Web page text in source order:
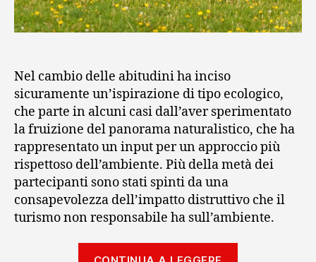
Nel cambio delle abitudini ha inciso
sicuramente un’ispirazione di tipo ecologico,
che parte in alcuni casi dall’aver sperimentato
la fruizione del panorama naturalistico, che ha
rappresentato un input per un approccio più
rispettoso dell’ambiente. Più della metà dei
partecipanti sono stati spinti da una
consapevolezza dell’impatto distruttivo che il
turismo non responsabile ha sull’ambiente.